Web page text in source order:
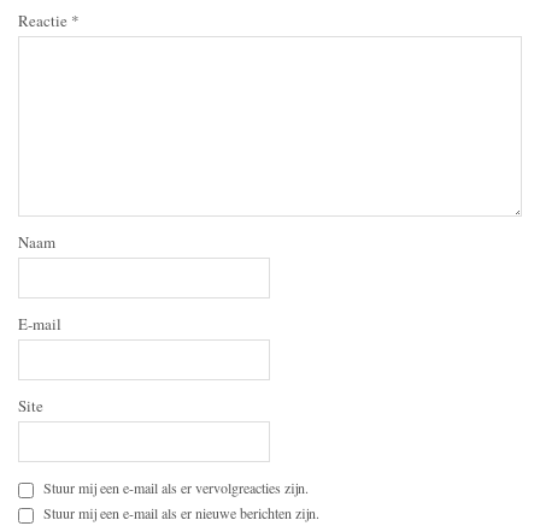
Reactie *
Naam
E-mail
Site
Stuur mij een e-mail als er vervolgreacties zijn.
Stuur mij een e-mail als er nieuwe berichten zijn.